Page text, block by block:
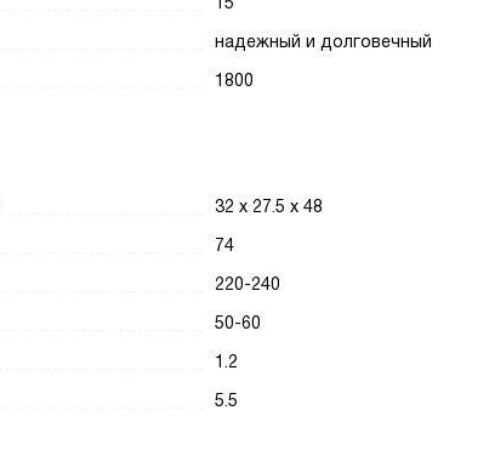
надежный и долговечный
1800
32 x 27.5 x 48
74
220-240
50-60
1.2
5.5